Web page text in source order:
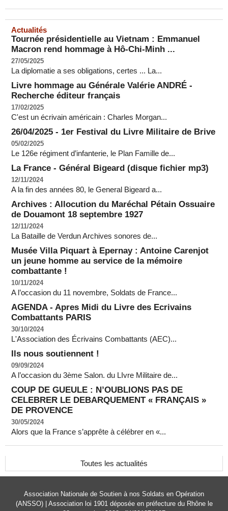
Actualités
Tournée présidentielle au Vietnam : Emmanuel
Macron rend hommage à Hô-Chi-Minh ...
27/05/2025
La diplomatie a ses obligations, certes ... La...
Livre hommage au Générale Valérie ANDRÉ -
Recherche éditeur français
17/02/2025
C'est un écrivain américain : Charles Morgan...
26/04/2025 - 1er Festival du Livre Militaire de Brive
05/02/2025
Le 126e régiment d’infanterie, le Plan Famille de...
La France - Général Bigeard (disque fichier mp3)
12/11/2024
A la fin des années 80, le General Bigeard a...
Archives : Allocution du Maréchal Pétain Ossuaire
de Douamont 18 septembre 1927
12/11/2024
La Bataille de Verdun Archives sonores de...
Musée Villa Piquart à Epernay : Antoine Carenjot
un jeune homme au service de la mémoire
combattante !
10/11/2024
A l’occasion du 11 novembre, Soldats de France...
AGENDA - Apres Midi du Livre des Ecrivains
Combattants PARIS
30/10/2024
L'Association des Écrivains Combattants (AEC)...
Ils nous soutiennent !
09/09/2024
A l’occasion du 3ème Salon. du LIvre Militaire de...
COUP DE GUEULE : N’OUBLIONS PAS DE
CELEBRER LE DEBARQUEMENT « FRANÇAIS »
DE PROVENCE
30/05/2024
Alors que la France s’apprête à célébrer en «...
Toutes les actualités
Association Nationale de Soutien à nos Soldats en Opération
(ANSSO) | Association loi 1901 déposée en préfecture du Rhône le